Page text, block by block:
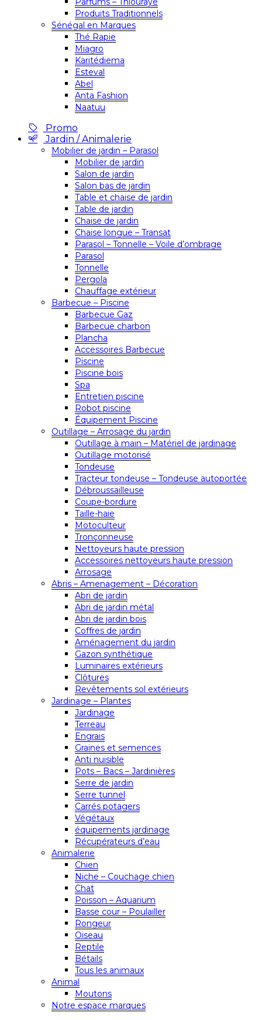
Produits Traditionnels
Sénégal en Marques
Thé Rapie
Miagro
Karitédiema
Esteval
Abel
Anta Fashion
Naatuu
Promo
Jardin / Animalerie
Mobilier de jardin – Parasol
Mobilier de jardin
Salon de jardin
Salon bas de jardin
Table et chaise de jardin
Table de jardin
Chaise de jardin
Chaise longue – Transat
Parasol – Tonnelle – Voile d’ombrage
Parasol
Tonnelle
Pergola
Chauffage extérieur
Barbecue – Piscine
Barbecue Gaz
Barbecue charbon
Plancha
Accessoires Barbecue
Piscine
Piscine bois
Spa
Entretien piscine
Robot piscine
Équipement Piscine
Outillage – Arrosage du jardin
Outillage à main – Matériel de jardinage
Outillage motorisé
Tondeuse
Tracteur tondeuse – Tondeuse autoportée
Débroussailleuse
Coupe-bordure
Taille-haie
Motoculteur
Tronçonneuse
Nettoyeurs haute pression
Accessoires nettoyeurs haute pression
Arrosage
Abris – Amenagement – Décoration
Abri de jardin
Abri de jardin métal
Abri de jardin bois
Coffres de jardin
Aménagement du jardin
Gazon synthétique
Luminaires extérieurs
Clôtures
Revêtements sol extérieurs
Jardinage – Plantes
Jardinage
Terreau
Engrais
Graines et semences
Anti nuisible
Pots – Bacs – Jardinières
Serre de jardin
Serre tunnel
Carrés potagers
Végétaux
équipements jardinage
Récupérateurs d’eau
Animalerie
Chien
Niche – Couchage chien
Chat
Poisson – Aquarium
Basse cour – Poulailler
Rongeur
Oiseau
Reptile
Bétails
Tous les animaux
Animal
Moutons
Notre espace marques